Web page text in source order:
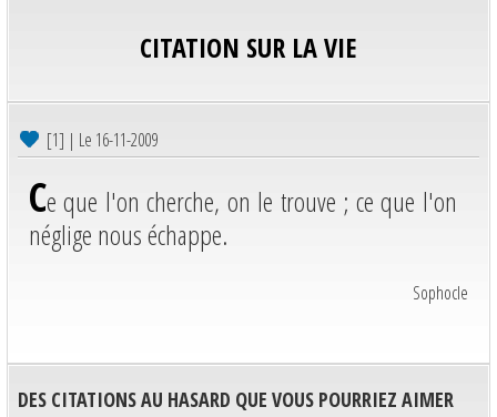
CITATION SUR LA VIE
[1] | Le 16-11-2009
Ce que l'on cherche, on le trouve ; ce que l'on
néglige nous échappe.
Sophocle
DES CITATIONS AU HASARD QUE VOUS POURRIEZ AIMER